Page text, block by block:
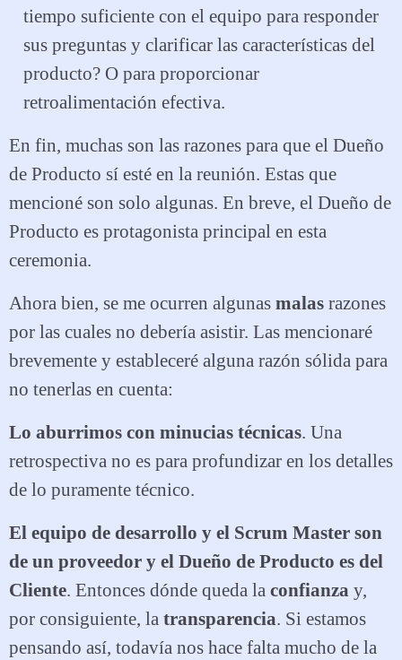
tiempo suficiente con el equipo para responder
sus preguntas y clarificar las características del
producto? O para proporcionar
retroalimentación efectiva.
En fin, muchas son las razones para que el Dueño
de Producto sí esté en la reunión. Estas que
mencioné son solo algunas. En breve, el Dueño de
Producto es protagonista principal en esta
ceremonia.
Ahora bien, se me ocurren algunas malas razones
por las cuales no debería asistir. Las mencionaré
brevemente y estableceré alguna razón sólida para
no tenerlas en cuenta:
Lo aburrimos con minucias técnicas. Una
retrospectiva no es para profundizar en los detalles
de lo puramente técnico.
El equipo de desarrollo y el Scrum Master son
de un proveedor y el Dueño de Producto es del
Cliente. Entonces dónde queda la confianza y,
por consiguiente, la transparencia. Si estamos
pensando así, todavía nos hace falta mucho de la